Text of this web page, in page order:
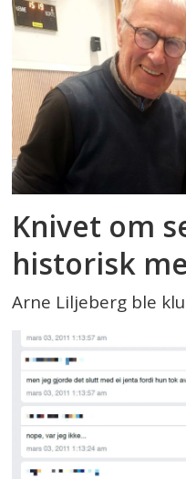
Knivet om
historisk
Arne Liljeberg ble